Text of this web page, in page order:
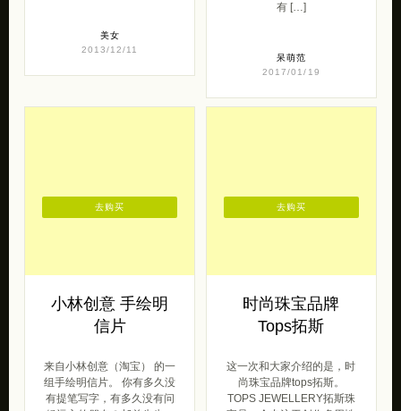
美女
2013/12/11
有 […]
呆萌范
2017/01/19
小林创意 手绘明
信片
来自小林创意（淘宝） 的一
组手绘明信片。 你有多久没
有提笔写字，有多久没有问
去购买
时尚珠宝品牌
Tops拓斯
这一次和大家介绍的是，时
尚珠宝品牌tops拓斯。
TOPS JEWELLERY拓斯珠
去购买